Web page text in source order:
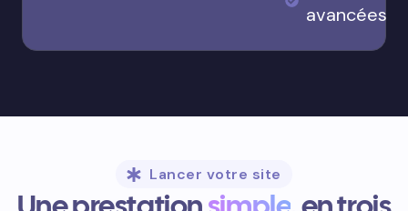
avancées
Lancer votre site